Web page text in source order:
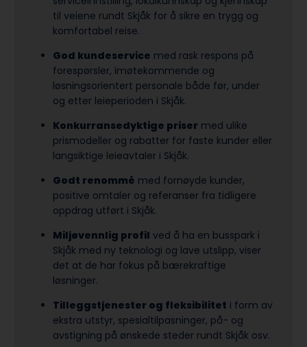
til veiene rundt Skjåk for å sikre en trygg og
komfortabel reise.
God kundeservice med rask respons på
forespørsler, imøtekommende og
løsningsorientert personale både før, under
og etter leieperioden i Skjåk.
Konkurransedyktige priser med ulike
prismodeller og rabatter for faste kunder eller
langsiktige leieavtaler i Skjåk.
Godt renommé med fornøyde kunder,
positive omtaler og referanser fra tidligere
oppdrag utført i Skjåk.
Miljøvennlig profil ved å ha en busspark i
Skjåk med ny teknologi og lave utslipp, viser
det at de har fokus på bærekraftige
løsninger.
Tilleggstjenester og fleksibilitet i form av
ekstra utstyr, spesialtilpasninger, på- og
avstigning på ønskede steder rundt Skjåk osv.